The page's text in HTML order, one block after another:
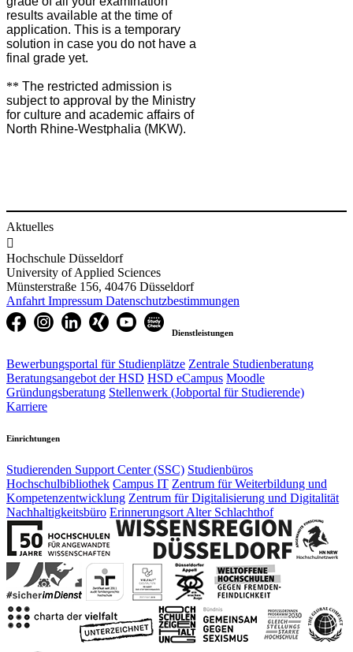
results available at the time of
application. This is a temporary
solution in case you do not have a
final grade yet.
** The restricted admission is
subject to approval by the Ministry
for culture and academic affairs of
North Rhine-Westphalia (MKW).​
Aktuelles

Hochschule Düsseldorf
University of Applied Sciences
Münsterstraße 156, 40476 Düsseldorf
Anfahrt Impressum Datenschutzbestimmungen
Dienstleistungen
Bewerbungsportal für Studienplätze Zentrale Studienberatung
Beratungsangebot der HSD HSD eCampus Moodle
Gründungsberatung Stellenwerk (Jobportal für Studierende)
Karriere
Einrichtungen
Studierenden Support Center (SSC) Studienbüros
Hochschulbibliothek Campus IT Zentrum für Weiterbildung und
Kompetenzentwicklung Zentrum für Digitalisierung und Digitalität
Nachhaltigkeitsbüro Erinnerungsort Alter Schlachthof